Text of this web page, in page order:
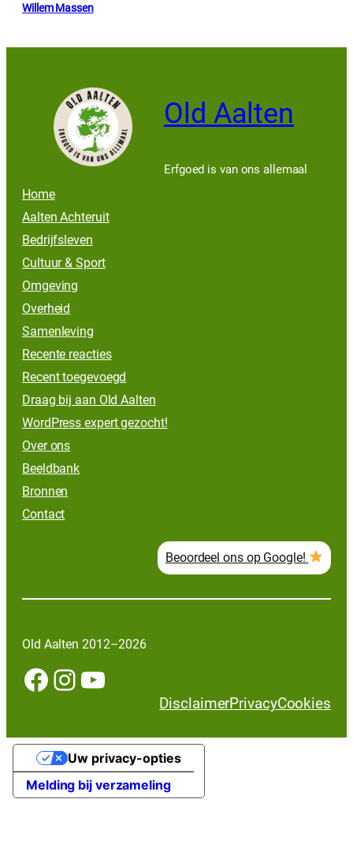
Willem Massen
Old Aalten
Erfgoed is van ons allemaal
Home
Aalten Achteruit
Bedrijfsleven
Cultuur & Sport
Omgeving
Overheid
Samenleving
Recente reacties
Recent toegevoegd
Draag bij aan Old Aalten
WordPress expert gezocht!
Over ons
Beeldbank
Bronnen
Contact
Beoordeel ons op Google!
Old Aalten 2012–2026
Facebook InstagramYouTube
DisclaimerPrivacyCookies
Melding bij verzameling
Uw privacy-opties